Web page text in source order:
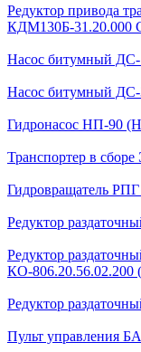
Редуктор привода
КДМ130Б-31.20.000
Насос битумный ДС-
Насос битумный ДС-
Гидронасос НП-90
Транспортер в
Гидровращатель
Редуктор
Редуктор
КО-806.20.56.02.200
Редуктор
Пульт управления